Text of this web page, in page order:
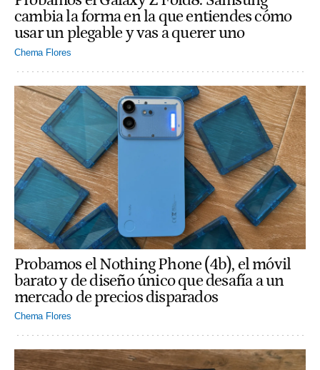
cambia la forma en la que entiendes cómo
usar un plegable y vas a querer uno
Chema Flores
Probamos el Nothing Phone (4b), el móvil
barato y de diseño único que desafía a un
mercado de precios disparados
Chema Flores